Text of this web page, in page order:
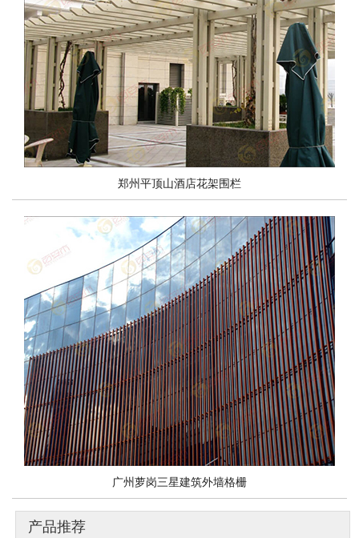
郑州平顶山酒店花架围栏
广州萝岗三星建筑外墙格栅
产品推荐
塑木护栏|塑木栏杆
塑木格栅|户外塑木